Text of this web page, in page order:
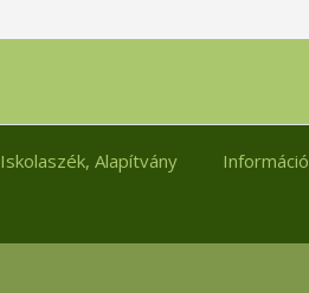
Iskolaszék, Alapítvány Információ